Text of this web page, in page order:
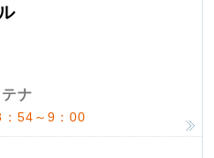
ナ
54～9：00